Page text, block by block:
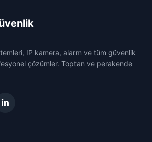
IP kamera, alarm ve tüm güvenlik
çözümler. Toptan ve perakende